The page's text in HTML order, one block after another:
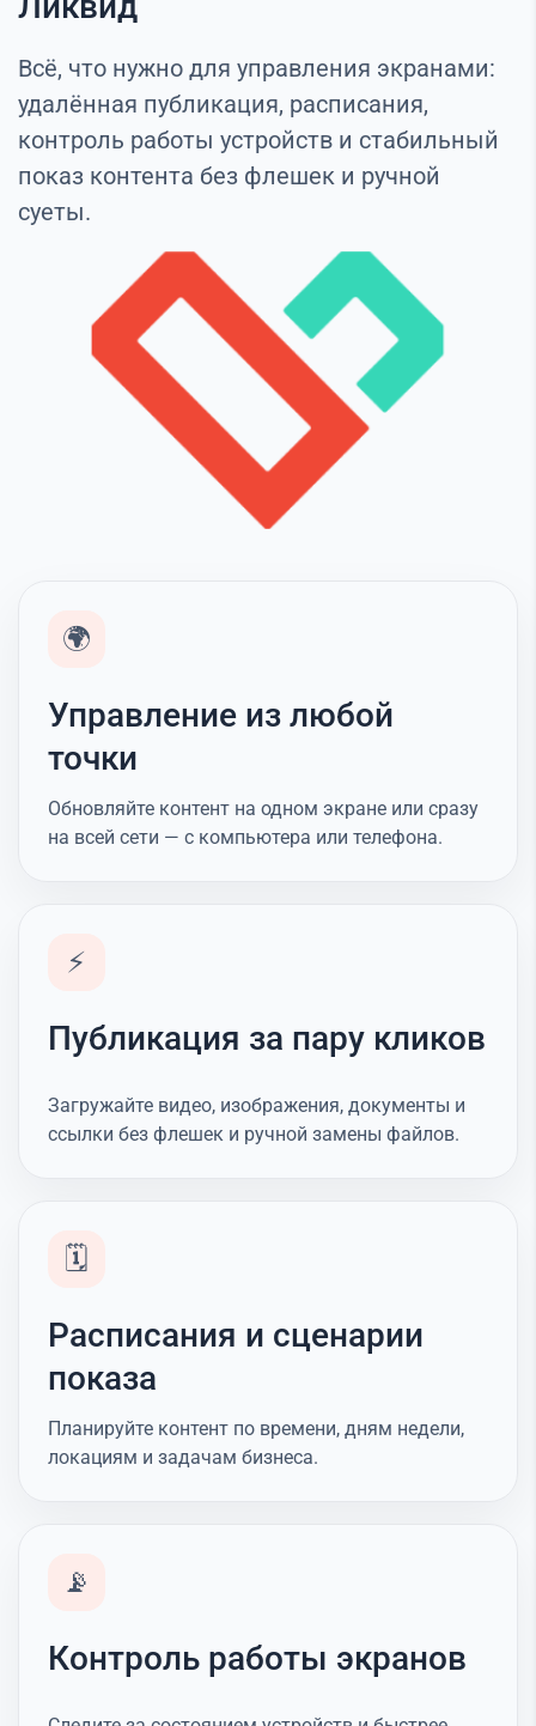
Всё, что нужно для управления экранами:
удалённая публикация, расписания,
контроль работы устройств и стабильный
показ контента без флешек и ручной
суеты.
🌍
Управление из любой
точки
Обновляйте контент на одном экране или сразу
на всей сети — с компьютера или телефона.
⚡
Публикация за пару кликов
Загружайте видео, изображения, документы и
ссылки без флешек и ручной замены файлов.
🗓️
Расписания и сценарии
показа
Планируйте контент по времени, дням недели,
локациям и задачам бизнеса.
📡
Контроль работы экранов